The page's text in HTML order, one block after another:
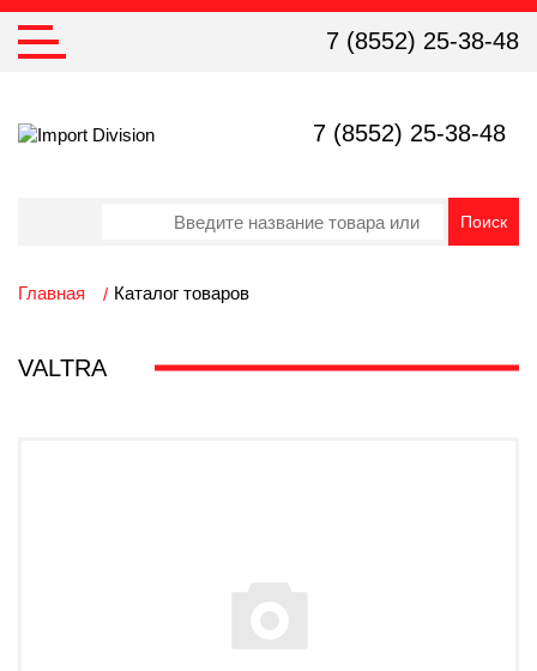
7 (8552) 25-38-48
7 (8552) 25-38-48
Главная Каталог товаров
VALTRA